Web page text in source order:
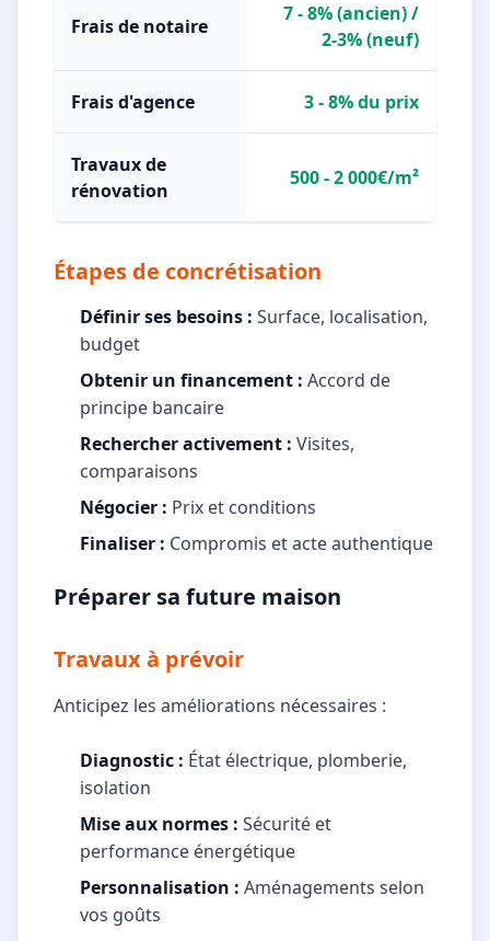
Frais de notaire
7 - 8% (ancien) /
2-3% (neuf)
Frais d'agence 3 - 8% du prix
Travaux de
rénovation
500 - 2 000€/m²
Étapes de concrétisation
Définir ses besoins : Surface, localisation,
budget
Obtenir un financement : Accord de
principe bancaire
Rechercher activement : Visites,
comparaisons
Négocier : Prix et conditions
Finaliser : Compromis et acte authentique
Préparer sa future maison
Travaux à prévoir
Anticipez les améliorations nécessaires :
Diagnostic : État électrique, plomberie,
isolation
Mise aux normes : Sécurité et
performance énergétique
Personnalisation : Aménagements selon
vos goûts